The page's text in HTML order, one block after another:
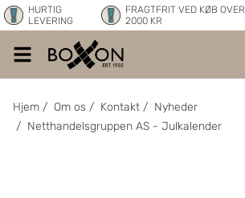
HURTIG
LEVERING
FRAGTFRIT VED KØB OVER
2000 KR
Hjem / Om os / Kontakt / Nyheder
/ Netthandelsgruppen AS - Julkalender